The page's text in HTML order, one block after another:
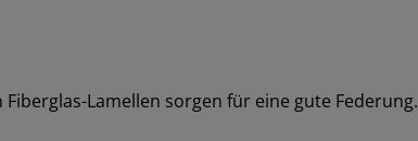
Lamellen sorgen für eine gute Federung.